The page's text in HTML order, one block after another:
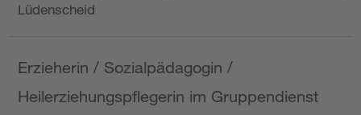
Lüdenscheid
Erzieherin / Sozialpädagogin /
Heilerziehungspflegerin im Gruppendienst